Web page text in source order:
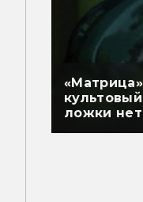
ложки нет